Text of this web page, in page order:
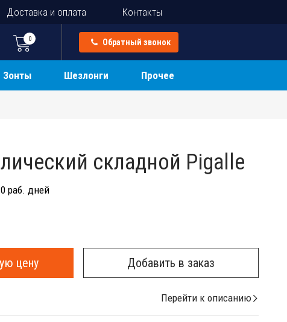
Доставка и оплата Контакты
0 Обратный звонок
Зонты Шезлонги Прочее
складной Pigalle
раб. дней
цену Добавить в заказ
Перейти к описанию